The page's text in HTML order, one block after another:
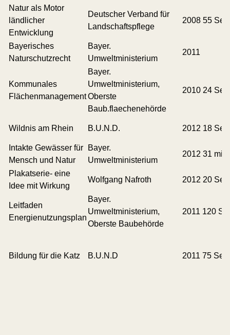
Natur als Motor
ländlicher
Entwicklung
Deutscher Verband für
Landschaftspflege
2008 55
Bayerisches
Naturschutzrecht
Bayer.
Umweltministerium
2011
Kommunales
Flächenmanagement
Bayer.
Umweltministerium,
Oberste
Baub.flaechenehörde
2010 24
Wildnis am Rhein B.U.N.D. 2012 18
Intakte Gewässer für
Mensch und Natur
Bayer.
Umweltministerium
2012 31 mit
Plakatserie- eine
Idee mit Wirkung
Wolfgang Nafroth 2012 20
Leitfaden
Energienutzungsplan
Bayer.
Umweltministerium,
Oberste Baubehörde
2011 120
Bildung für die Katz B.U.N.D 2011 75